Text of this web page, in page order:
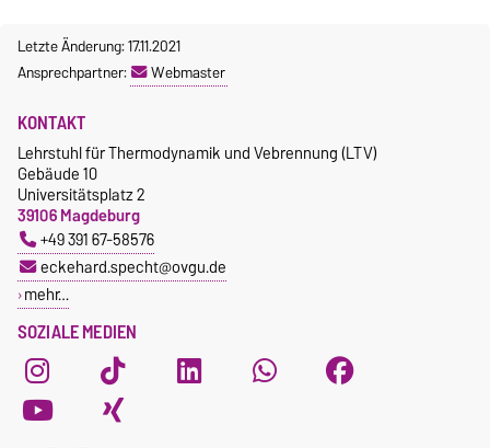
Letzte Änderung: 17.11.2021
Ansprechpartner:
Webmaster
SOZIALE MEDIEN
KONTAKT
Lehrstuhl für Thermodynamik und Vebrennung (LTV)
Gebäude 10
Universitätsplatz 2
39106 Magdeburg
+49 391 67-58576
eckehard.specht@ovgu.de
mehr…